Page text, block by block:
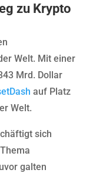
zu Krypto
Welt. Mit einer
Mrd. Dollar
auf Platz
Welt.
sich
galten